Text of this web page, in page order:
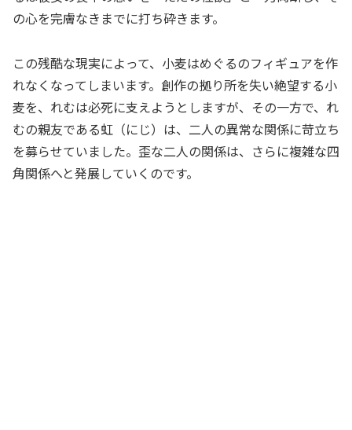
の心を完膚なきまでに打ち砕きます。
この残酷な現実によって、小麦はめぐるのフィギュアを作
れなくなってしまいます。創作の拠り所を失い絶望する小
麦を、れむは必死に支えようとしますが、その一方で、れ
むの親友である虹（にじ）は、二人の異常な関係に苛立ち
を募らせていました。歪な二人の関係は、さらに複雑な四
角関係へと発展していくのです。